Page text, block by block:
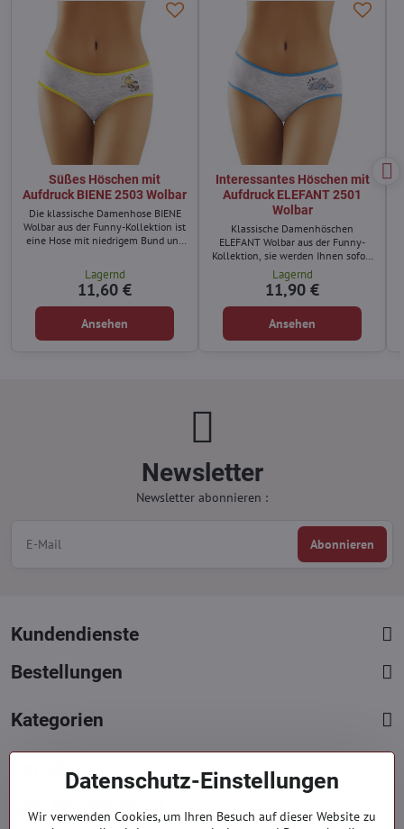
Süßes Höschen mit
Aufdruck BIENE 2503 Wolbar
Die klassische Damenhose BIENE
Wolbar aus der Funny-Kollektion ist
eine Hose mit niedrigem Bund und
Lagernd
11,60 €
Ansehen
Interessantes Höschen mit
Aufdruck ELEFANT 2501
Wolbar
Klassische Damenhöschen
ELEFANT Wolbar aus der Funny-
Kollektion, sie werden Ihnen sofort
gefallen.
Lagernd
11,90 €
Ansehen
Newsletter
Newsletter abonnieren :
Abonnieren
Kundendienste
Bestellungen
Kategorien
Kontakte
Mont. - Freit. : 09:00 - 15:00 hod.
Datenschutz-Einstellungen
Wir verwenden Cookies, um Ihren Besuch auf dieser Website zu